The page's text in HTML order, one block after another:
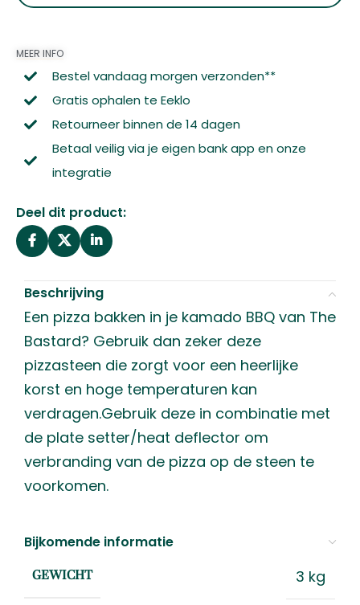
MEER INFO
Bestel vandaag morgen verzonden**
Gratis ophalen te Eeklo
Retourneer binnen de 14 dagen
Betaal veilig via je eigen bank app en onze
integratie
Deel dit product:
Beschrijving
Een pizza bakken in je kamado BBQ van The
Bastard? Gebruik dan zeker deze
pizzasteen die zorgt voor een heerlijke
korst en hoge temperaturen kan
verdragen.Gebruik deze in combinatie met
de plate setter/heat deflector om
verbranding van de pizza op de steen te
voorkomen.
Bijkomende informatie
GEWICHT 3 kg